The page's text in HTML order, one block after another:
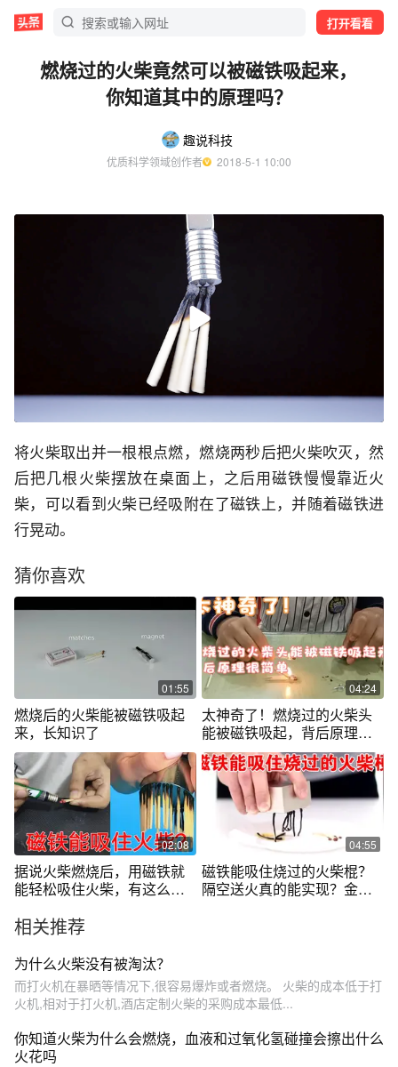
打开看看
燃烧过的火柴竟然可以被磁铁吸起来，
你知道其中的原理吗？
趣说科技
优质科学领域创作者
  2018-5-1 10:00
将火柴取出并一根根点燃，燃烧两秒后把火柴吹灭，然
后把几根火柴摆放在桌面上，之后用磁铁慢慢靠近火
柴，可以看到火柴已经吸附在了磁铁上，并随着磁铁进
行晃动。
猜你喜欢
01:55
燃烧后的火柴能被磁铁吸起
来，长知识了
04:24
太神奇了！燃烧过的火柴头
能被磁铁吸起，背后原理很
简单！
02:08
据说火柴燃烧后，用磁铁就
能轻松吸住火柴，有这么神
04:55
磁铁能吸住烧过的火柴棍？
隔空送火真的能实现？金属
相关推荐
为什么火柴没有被淘汰？
而打火机在暴晒等情况下,很容易爆炸或者燃烧。 火柴的成本低于打
火机,相对于打火机,酒店定制火柴的采购成本最低...
你知道火柴为什么会燃烧，血液和过氧化氢碰撞会擦出什么
火花吗